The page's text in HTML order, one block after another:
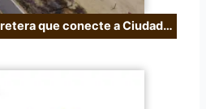
que conecte a Ciudad…